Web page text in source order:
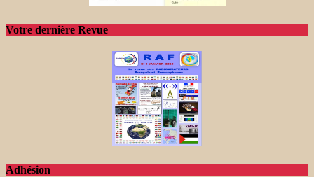
Votre dernière Revue
Adhésion